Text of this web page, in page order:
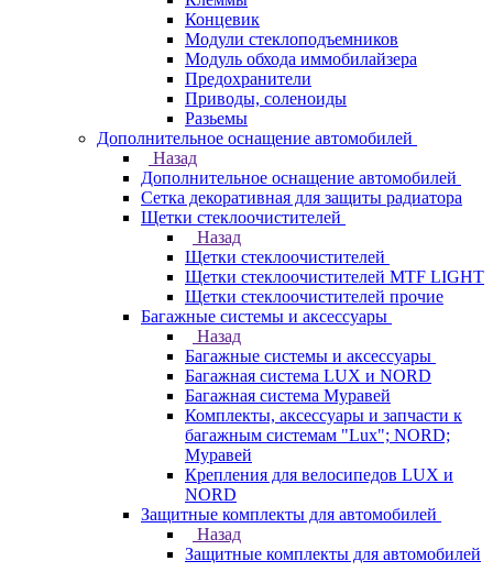
Концевик
Модули стеклоподъемников
Модуль обхода иммобилайзера
Предохранители
Приводы, соленоиды
Разьемы
Дополнительное оснащение автомобилей
Назад
Дополнительное оснащение автомобилей
Сетка декоративная для защиты радиатора
Щетки стеклоочистителей
Назад
Щетки стеклоочистителей
Щетки стеклоочистителей MTF LIGHT
Щетки стеклоочистителей прочие
Багажные системы и аксессуары
Назад
Багажные системы и аксессуары
Багажная система LUX и NORD
Багажная система Муравей
Комплекты, аксессуары и запчасти к
багажным системам "Lux"; NORD;
Муравей
Крепления для велосипедов LUX и
NORD
Защитные комплекты для автомобилей
Назад
Защитные комплекты для автомобилей